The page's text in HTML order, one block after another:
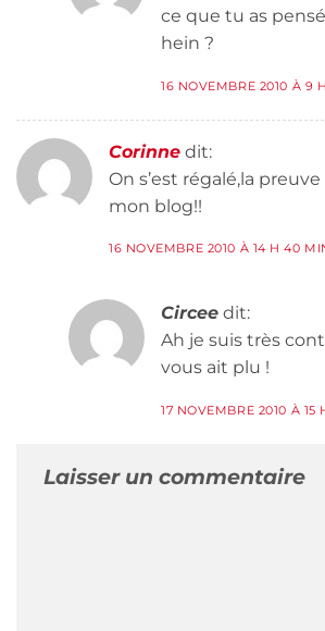
ce que tu as
hein ?
16 NOVEMBRE 2010 À 9
Corinne dit:
On s’est régalé,la
mon blog!!
16 NOVEMBRE 2010 À 14 H 40
Circee dit:
Ah je suis très
vous ait plu !
17 NOVEMBRE 2010 À 15
Laisser un commentaire